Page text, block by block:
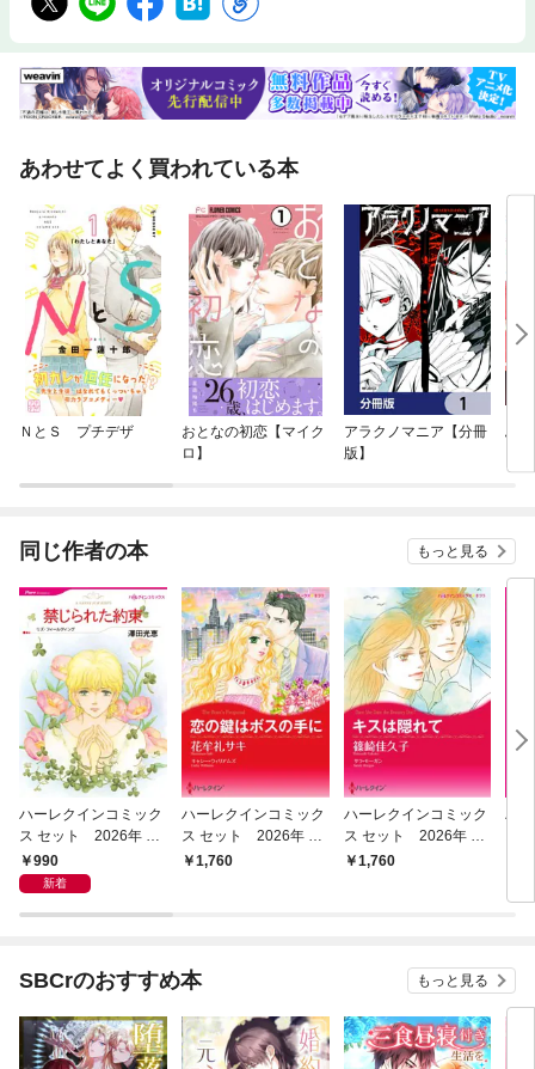
あわせてよく買われている本
ＮとＳ プチデザ
おとなの初恋【マイク
ロ】
アラクノマニア【分冊
版】
ふ
同じ作者の本 もっと見る
ハーレクインコミック
ス セット 2026年 vo
l.943
990
新着
ハーレクインコミック
ス セット 2026年 vo
l.923
1,760
ハーレクインコミック
ス セット 2026年 vo
l.914
1,760
ハ
SBCrのおすすめ本 もっと見る